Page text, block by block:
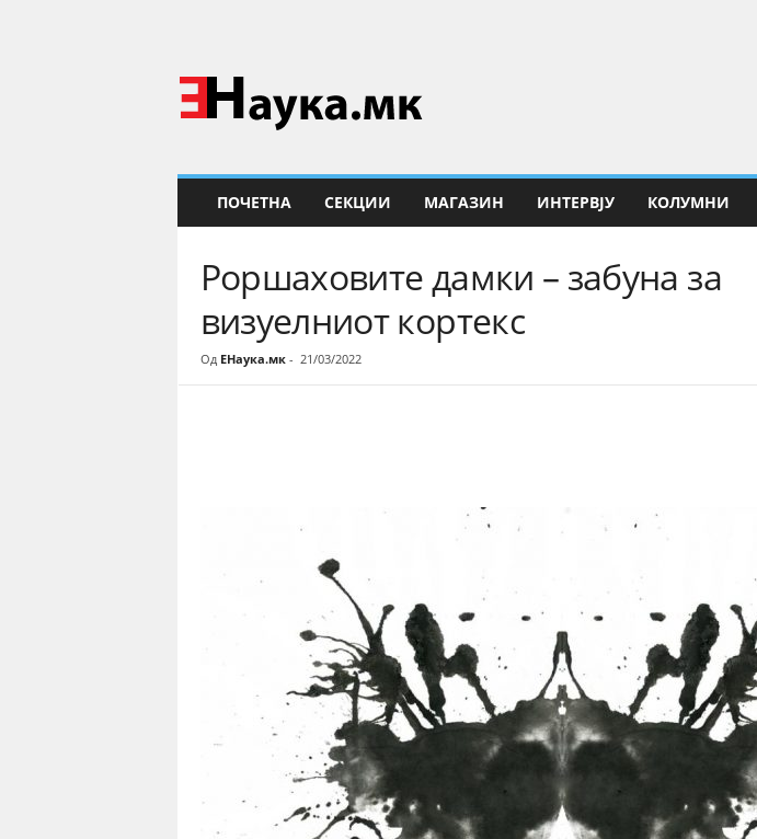
Н
а
у
ПОЧЕТНА СЕКЦИИ МАГАЗИН ИНТЕРВЈУ КОЛУМНИ
Роршаховите дамки – забуна за
визуелниот кортекс
Од ЕНаука.мк- 21/03/2022